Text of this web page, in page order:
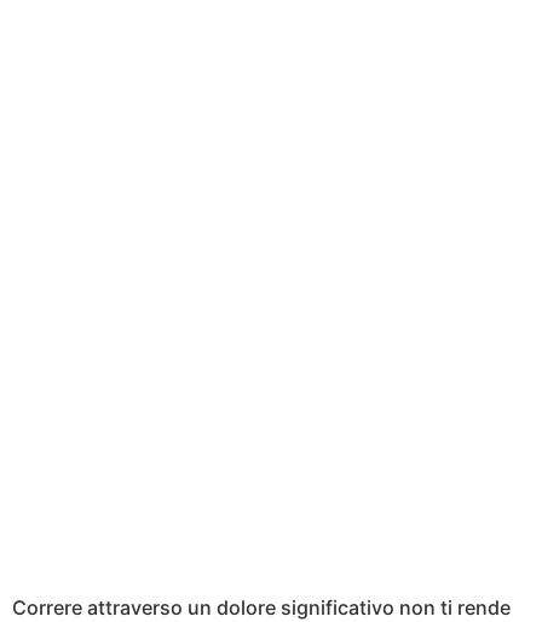
Correre attraverso un dolore significativo non ti rende